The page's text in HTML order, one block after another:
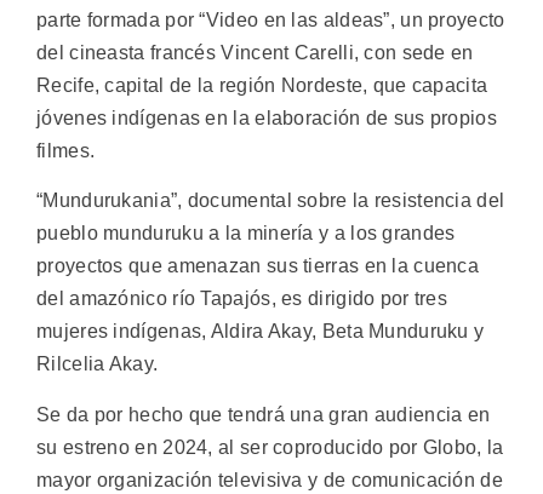
parte formada por “Video en las aldeas”, un proyecto
del cineasta francés Vincent Carelli, con sede en
Recife, capital de la región Nordeste, que capacita
jóvenes indígenas en la elaboración de sus propios
filmes.
“Mundurukania”, documental sobre la resistencia del
pueblo munduruku a la minería y a los grandes
proyectos que amenazan sus tierras en la cuenca
del amazónico río Tapajós, es dirigido por tres
mujeres indígenas, Aldira Akay, Beta Munduruku y
Rilcelia Akay.
Se da por hecho que tendrá una gran audiencia en
su estreno en 2024, al ser coproducido por Globo, la
mayor organización televisiva y de comunicación de